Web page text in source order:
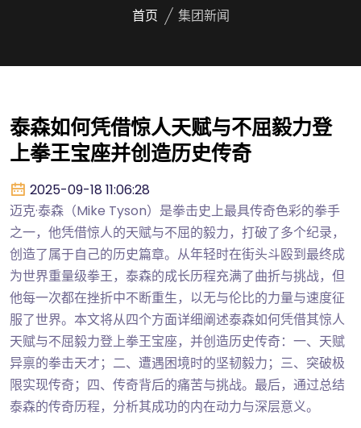
首页 集团新闻
泰森如何凭借惊人天赋与不屈毅力登
上拳王宝座并创造历史传奇
2025-09-18 11:06:28
迈克·泰森（Mike Tyson）是拳击史上最具传奇色彩的拳手
之一，他凭借惊人的天赋与不屈的毅力，打破了多个纪录，
创造了属于自己的历史篇章。从年轻时在街头斗殴到最终成
为世界重量级拳王，泰森的成长历程充满了曲折与挑战，但
他每一次都在挫折中不断重生，以无与伦比的力量与速度征
服了世界。本文将从四个方面详细阐述泰森如何凭借其惊人
天赋与不屈毅力登上拳王宝座，并创造历史传奇：一、天赋
异禀的拳击天才；二、遭遇困境时的坚韧毅力；三、突破极
限实现传奇；四、传奇背后的痛苦与挑战。最后，通过总结
泰森的传奇历程，分析其成功的内在动力与深层意义。